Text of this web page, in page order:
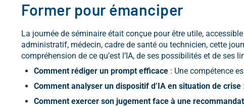
Former pour émanciper
La journée de séminaire était conçue pour être utile,
administratif, médecin, cadre de santé ou technicien, cette
compréhension de ce qu’est l’IA, de ses possibilités et de
Comment rédiger un prompt efficace : Une compétence
Comment analyser un dispositif d’IA en situation de crise
Comment exercer son jugement face à une